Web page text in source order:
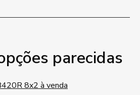
parecidas
8x2 à venda